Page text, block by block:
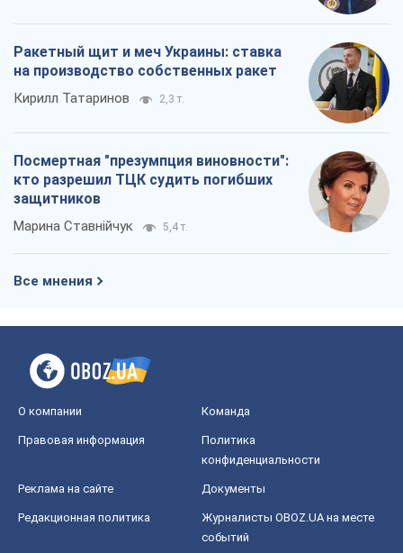
Ракетный щит и меч Украины: ставка
на производство собственных ракет
Кирилл Татаринов 2,3 т.
Посмертная "презумпция виновности":
кто разрешил ТЦК судить погибших
защитников
Марина Ставнійчук 5,4 т.
Все мнения
О компании Команда
Правовая информация
Политика
конфиденциальности
Реклама на сайте Документы
Редакционная политика
Журналисты OBOZ.UA на месте
событий